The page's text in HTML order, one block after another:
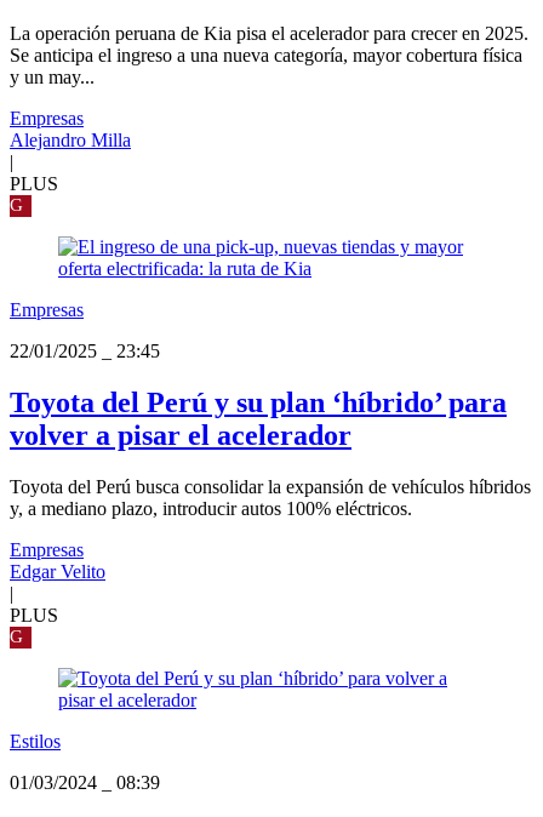
La operación peruana de Kia pisa el acelerador para crecer en 2025.
Se anticipa el ingreso a una nueva categoría, mayor cobertura física
y un may...
Empresas
Alejandro Milla
PLUS
G
Empresas
22/01/2025
23:45
Toyota del Perú y su plan ‘híbrido’ para
volver a pisar el acelerador
Toyota del Perú busca consolidar la expansión de vehículos híbridos
y, a mediano plazo, introducir autos 100% eléctricos.
Empresas
Edgar Velito
|
PLUS
G
Estilos
01/03/2024
08:39